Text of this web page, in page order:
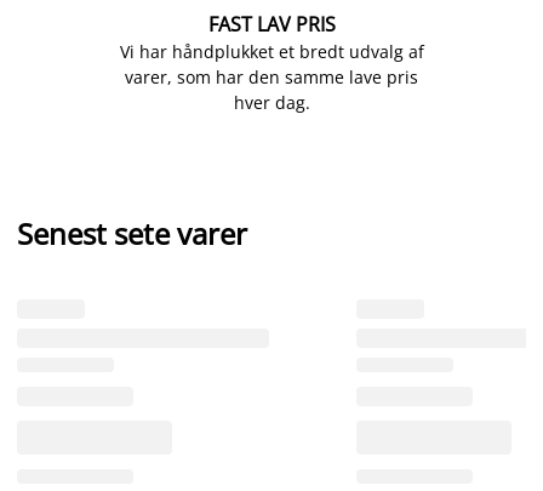
FAST LAV PRIS
Vi har håndplukket et bredt udvalg af
varer, som har den samme lave pris
hver dag.
Senest sete varer